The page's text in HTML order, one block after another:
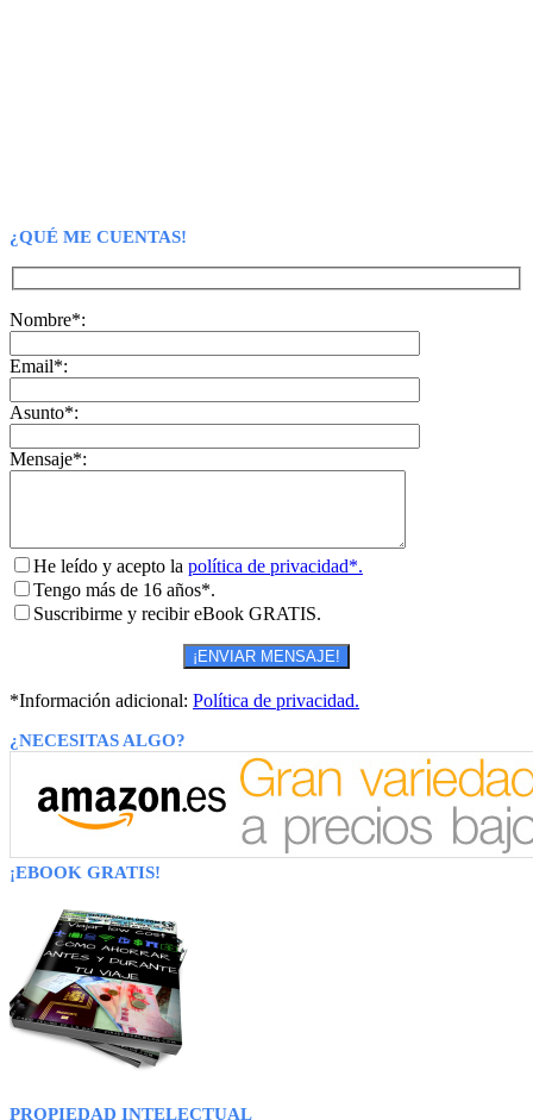
¿QUÉ ME CUENTAS!
Nombre*:
Email*:
Asunto*:
Mensaje*:
He leído y acepto la política de privacidad*.
Tengo más de 16 años*.
Suscribirme y recibir eBook GRATIS.
*Información adicional: Política de privacidad.
¿NECESITAS ALGO?
¡EBOOK GRATIS!
PROPIEDAD INTELECTUAL